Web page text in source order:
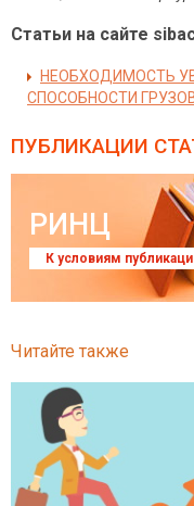
Статьи на сайте
НЕОБХОДИМОСТЬ
СПОСОБНОСТИ
ПУБЛИКАЦИИ
РИНЦ
К условиям
Читайте также